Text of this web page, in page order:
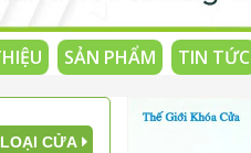
SẢN PHẨM TIN TỨC
CỬA